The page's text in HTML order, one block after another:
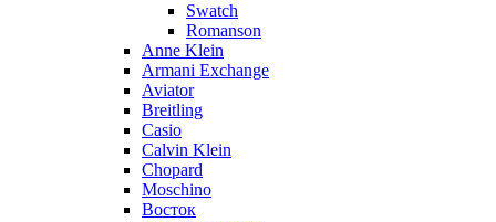
Swatch
Romanson
Anne Klein
Armani Exchange
Aviator
Breitling
Casio
Calvin Klein
Chopard
Moschino
Восток